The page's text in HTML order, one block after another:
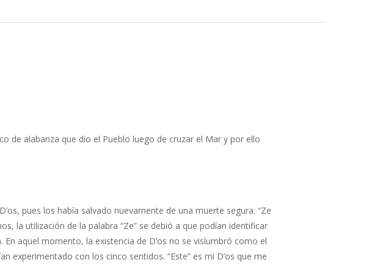
de alabanza que dio el Pueblo luego de cruzar el Mar y por ello
pues los había salvado nuevamente de una muerte segura. “Ze
la utilización de la palabra “Ze” se debió a que podían identificar
aquel momento, la existencia de D’os no se vislumbró como el
experimentado con los cinco sentidos. “Este” es mi D’os que me